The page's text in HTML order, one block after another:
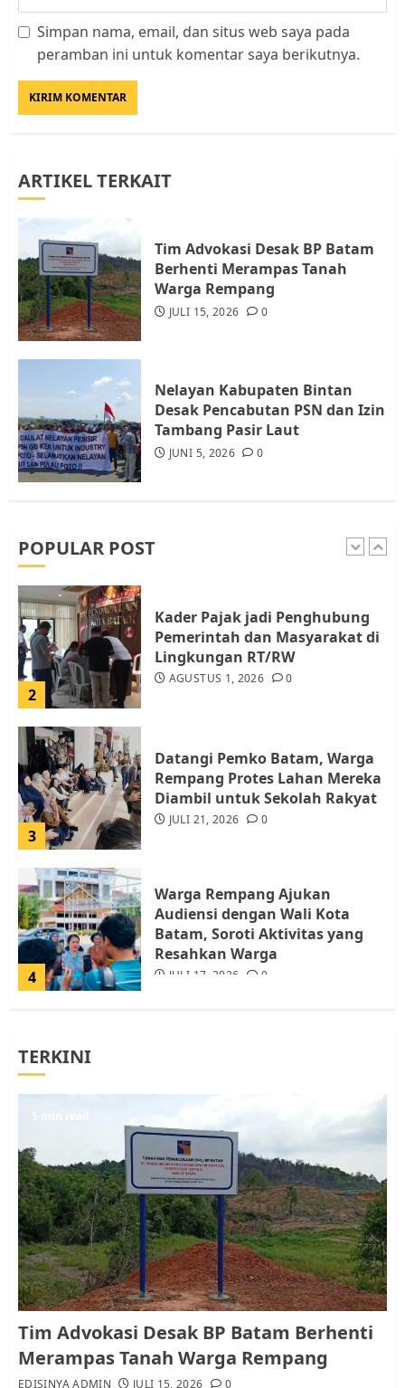
Simpan nama, email, dan situs web saya pada
peramban ini untuk komentar saya berikutnya.
ARTIKEL TERKAIT
Tim Advokasi Desak BP Batam
Berhenti Merampas Tanah
Warga Rempang
JULI 15, 2026 0
Nelayan Kabupaten Bintan
Desak Pencabutan PSN dan Izin
Tambang Pasir Laut
JUNI 5, 2026 0
POPULAR POST
3
Datangi Pemko Batam, Warga
Rempang Protes Lahan Mereka
Diambil untuk Sekolah Rakyat
Batam, Soroti Aktivitas yang
Tim Advokasi Desak BP Batam
Berhenti Merampas Tanah
Pemko Batam Tegaskan RT dan
RW bukan Petugas Pendataan
2
Lingkungan RT/RW
AGUSTUS 1, 2026 0
3
Diambil untuk Sekolah Rakyat
JULI 21, 2026 0
4
Batam, Soroti Aktivitas yang
Resahkan Warga
JULI 17, 2026 0
5
1
Pemko Batam Tegaskan RT dan
RW bukan Petugas Pendataan
dan Pemungutan Pajak
AGUSTUS 1, 2026 0
2
Kader Pajak jadi Penghubung
Pemerintah dan Masyarakat di
Lingkungan RT/RW
AGUSTUS 1, 2026 0
TERKINI
5 min read
Tim Advokasi Desak BP Batam Berhenti
Merampas Tanah Warga Rempang
EDISINYA ADMIN JULI 15, 2026 0